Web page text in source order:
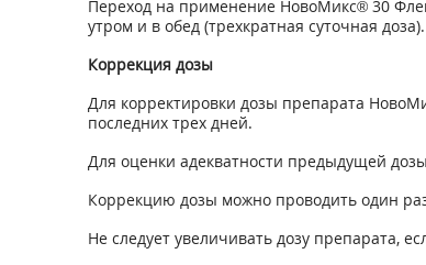
Переход на применение НовоМикс® 30
утром и в обед (трехкратная суточная доза).
Коррекция дозы
Для корректировки дозы препарата
последних трех дней.
Для оценки адекватности предыдущей
Коррекцию дозы можно проводить один
Не следует увеличивать дозу препарата,